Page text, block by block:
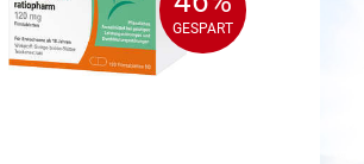
GESPART
46%
GESPART